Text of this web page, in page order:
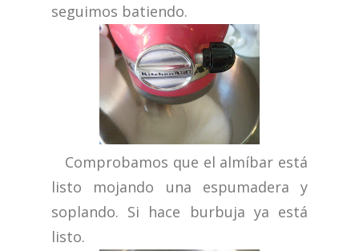
seguimos batiendo.
Comprobamos que el almíbar está
listo mojando una espumadera y
soplando. Si hace burbuja ya está
listo.